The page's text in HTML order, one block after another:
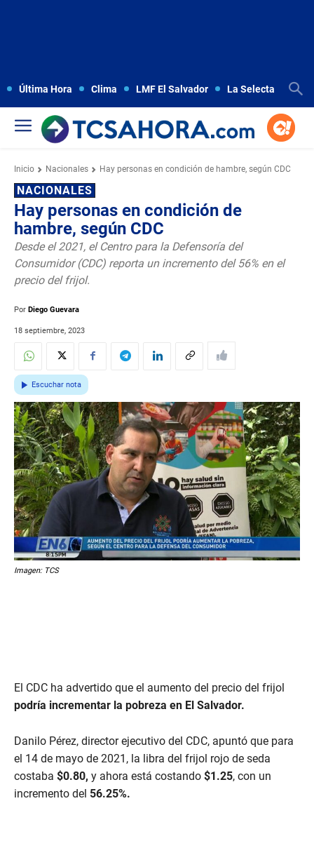
Última Hora Clima LMF El Salvador La Selecta
Inicio Nacionales Hay personas en condición de hambre, según CDC
NACIONALES
Hay personas en condición de
hambre, según CDC
Desde el 2021, el Centro para la Defensoría del
Consumidor (CDC) reporta un incremento del 56% en el
precio del frijol.
Por Diego Guevara
18 septiembre, 2023
Escuchar nota
Imagen: TCS
El CDC ha advertido que el aumento del precio del frijol
podría incrementar la pobreza en El Salvador.
Danilo Pérez, director ejecutivo del CDC, apuntó que para
el 14 de mayo de 2021, la libra del frijol rojo de seda
costaba $0.80, y ahora está costando $1.25, con un
incremento del 56.25%.